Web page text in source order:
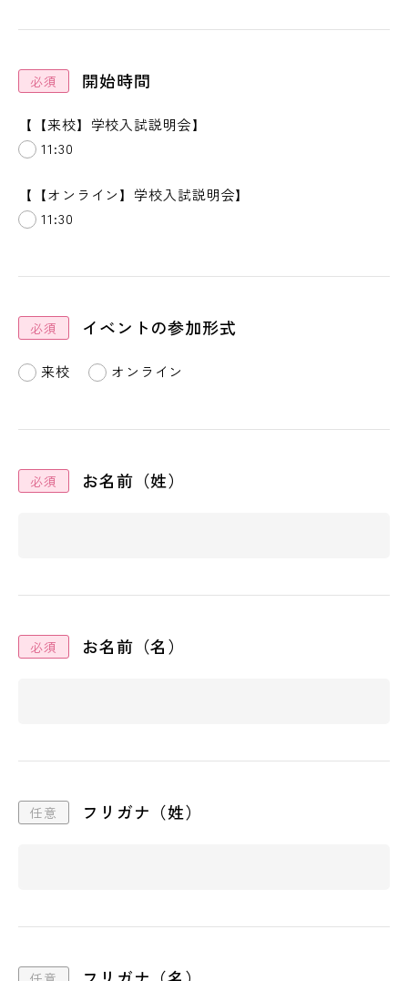
開始時間
【【来校】学校入試説明会】
11:30
【【オンライン】学校入試説明会】
11:30
イベントの参加形式
来校 オンライン
お名前（姓）
お名前（名）
フリガナ（姓）